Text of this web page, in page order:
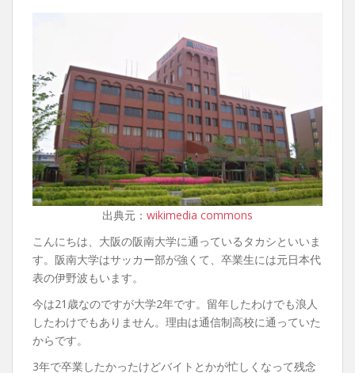
出典元： wikimedia commons
こんにちは、大阪の阪南大学に通っているタカシといいま
す。阪南大学はサッカー部が強くて、卒業生には元日本代
表の伊野波もいます。
今は21歳なのですが大学2年です。留年したわけでも浪人
したわけでもありません。理由は通信制高校に通っていた
からです。
3年で卒業したかったけどバイトとかが忙しくなって残念